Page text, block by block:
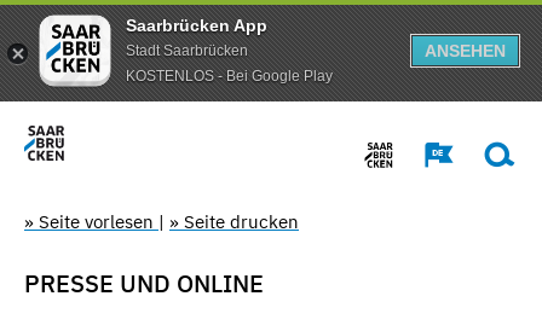
Saarbrücken App
Stadt Saarbrücken
KOSTENLOS - Bei Google Play
ANSEHEN
» Seite vorlesen | » Seite drucken
PRESSE UND ONLINE